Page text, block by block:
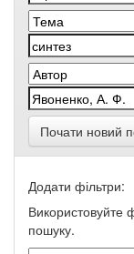
Почати новий
Додати фільтри:
Використовуйте
пошуку.